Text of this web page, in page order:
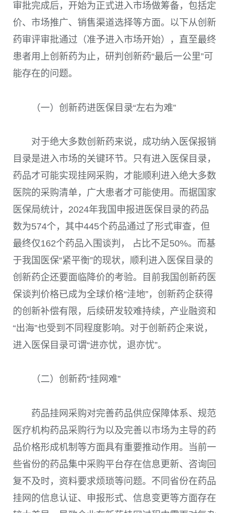
审批完成后，开始为正式进入市场做筹备，包括定
价、市场推广、销售渠道选择等方面。以下从创新
药审评审批通过（准予进入市场开始），直至最终
患者用上创新药为止，研判创新药“最后一公里”可
能存在的问题。
（一）创新药进医保目录“左右为难”
对于绝大多数创新药来说，成功纳入医保报销
目录是进入市场的关键环节。只有进入医保目录，
药品才可能实现挂网采购，才能顺利进入绝大多数
医院的采购清单，广大患者才可能使用。而据国家
医保局统计，2024年我国申报进医保目录的药品
数为574个，其中445个药品通过了形式审查，但
最终仅162个药品入围谈判， 占比不足50%。而基
于我国医保“紧平衡”的现状，顺利进入医保目录的
创新药企还要面临降价的考验。目前我国创新药医
保谈判价格已成为全球价格“洼地”，创新药企获得
的创新补偿有限，后续研发较难持续，产业融资和
“出海”也受到不同程度影响。对于创新药企来说，
进入医保目录可谓“进亦忧，退亦忧”。
（二）创新药“挂网难”
药品挂网采购对完善药品供应保障体系、规范
医疗机构药品采购行为以及完善以市场为主导的药
品价格形成机制等方面具有重要推动作用。当前一
些省份的药品集中采购平台存在信息更新、咨询回
复不及时，资料要求烦琐等问题。不同省份在药品
挂网的信息认证、申报形式、信息变更等方面存在